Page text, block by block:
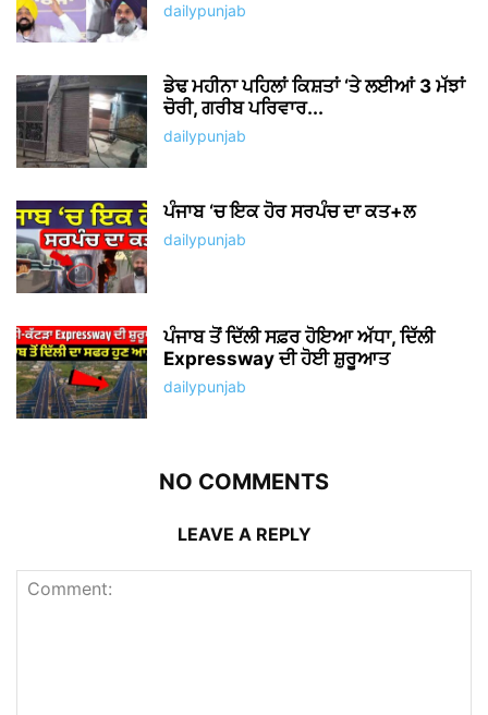
dailypunjab
ਡੇਢ ਮਹੀਨਾ ਪਹਿਲਾਂ ਕਿਸ਼ਤਾਂ ‘ਤੇ ਲਈਆਂ 3 ਮੱਝਾਂ
ਚੋਰੀ, ਗਰੀਬ ਪਰਿਵਾਰ...
dailypunjab
ਪੰਜਾਬ ‘ਚ ਇਕ ਹੋਰ ਸਰਪੰਚ ਦਾ ਕਤ+ਲ
dailypunjab
ਪੰਜਾਬ ਤੋਂ ਦਿੱਲੀ ਸਫ਼ਰ ਹੋਇਆ ਅੱਧਾ, ਦਿੱਲੀ
Expressway ਦੀ ਹੋਈ ਸ਼ੁਰੂਆਤ
dailypunjab
NO COMMENTS
LEAVE A REPLY